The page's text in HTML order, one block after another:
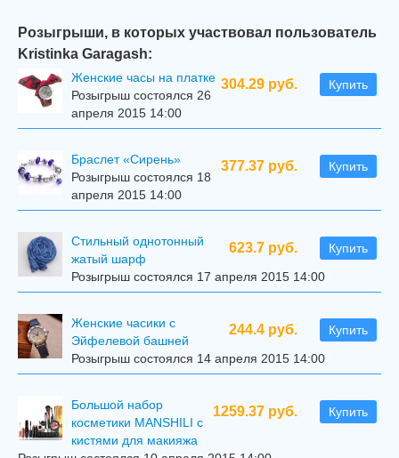
Розыгрыши, в которых участвовал пользователь
Kristinka Garagash:
304.29 руб. Купить
Женские часы на платке
Розыгрыш состоялся 26
апреля 2015 14:00
377.37 руб. Купить
Браслет «Сирень»
Розыгрыш состоялся 18
апреля 2015 14:00
623.7 руб. Купить
Стильный однотонный
жатый шарф
Розыгрыш состоялся 17 апреля 2015 14:00
244.4 руб. Купить
Женские часики с
Эйфелевой башней
Розыгрыш состоялся 14 апреля 2015 14:00
1259.37 руб. Купить
Большой набор
косметики MANSHILI с
кистями для макияжа